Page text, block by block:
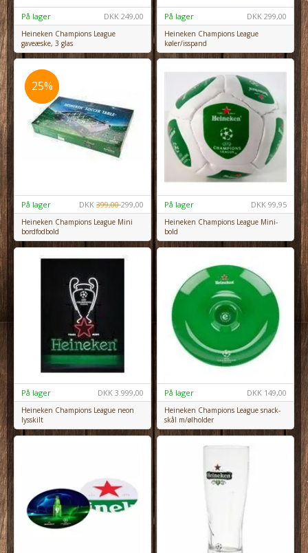
DKK 249,00
På lager
Heineken Champions League
gaveæske, 3 glas
DKK 299,00
På lager
Heineken Champions League
køler/isspand
25%
25%
DKK 399,00299,00
På lager
Heineken Champions League Mini
bordfodbold
DKK 99,95
På lager
Heineken Champions League Mini-
bold
DKK 3.999,00
På lager
Heineken Champions League neon
lysskilt
DKK 149,00
På lager
Heineken Champions League snack-
skål m/ølholder